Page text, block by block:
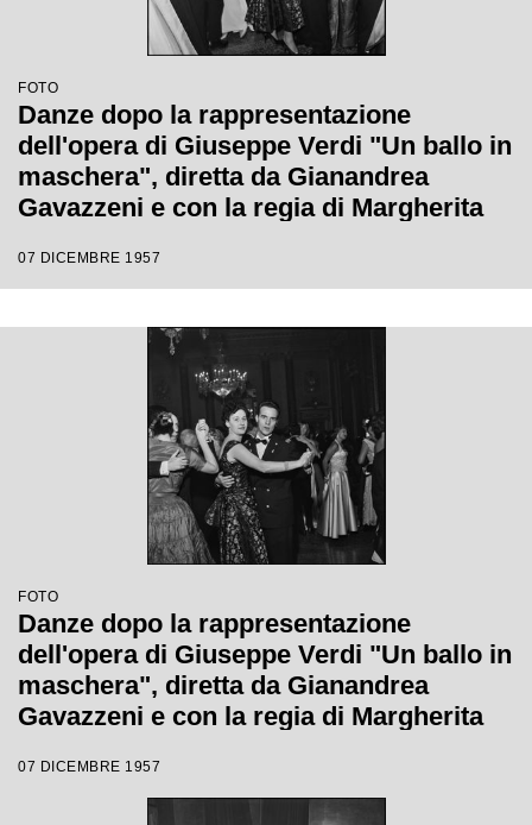
FOTO
Danze dopo la rappresentazione
dell'opera di Giuseppe Verdi "Un ballo in
maschera", diretta da Gianandrea
Gavazzeni e con la regia di Margherita
inaugurata la stagione lirica 1957-1958
07 DICEMBRE 1957
FOTO
Danze dopo la rappresentazione
dell'opera di Giuseppe Verdi "Un ballo in
maschera", diretta da Gianandrea
Gavazzeni e con la regia di Margherita
inaugurata la stagione lirica 1957-1958
del Teatro alla Scala
07 DICEMBRE 1957